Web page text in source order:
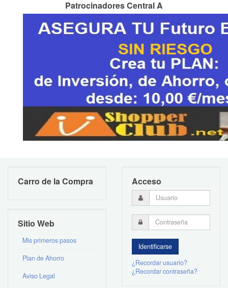
Patrocinadores Central A
Carro de la Compra
Sitio Web
Mis primeros pasos
Plan de Ahorro
Aviso Legal
Acceso
¿Recordar usuario?
¿Recordar contraseña?